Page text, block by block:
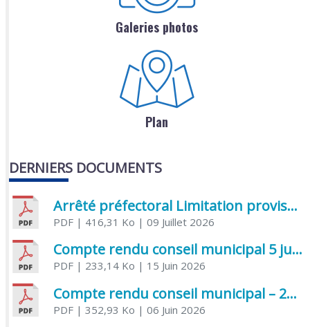
Galeries photos
Plan
DERNIERS DOCUMENTS
Arrêté préfectoral Limitation provisoire des usages de l’eau
PDF| 416,31 Ko | 09 Juillet 2026
Compte rendu conseil municipal 5 juin 2026 sénatoriale
PDF| 233,14 Ko | 15 Juin 2026
Compte rendu conseil municipal – 21 avril 2026
PDF| 352,93 Ko | 06 Juin 2026